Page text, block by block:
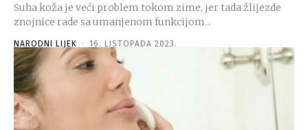
Suha koža je veći problem tokom zime, jer tada žlijezde
znojnice rade sa umanjenom funkcijom...
NARODNI LIJEK - 16. LISTOPADA 2023.